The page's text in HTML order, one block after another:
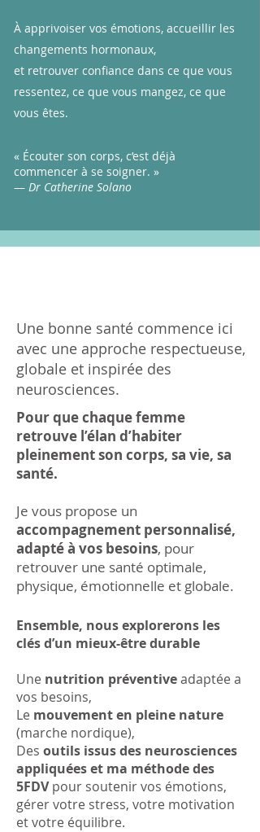
À apprivoiser vos émotions, accueillir les
changements hormonaux,
et retrouver confiance dans ce que vous
ressentez, ce que vous mangez, ce que
vous êtes.
« Écouter son corps, c’est déjà
commencer à se soigner. »
— Dr Catherine Solano
Une bonne santé commence ici
avec une approche respectueuse,
globale et inspirée des
neurosciences.
Pour que chaque femme
retrouve l’élan d’habiter
pleinement son corps, sa vie, sa
santé.
Je vous propose un
accompagnement personnalisé,
adapté à vos besoins, pour
retrouver une santé optimale,
physique, émotionnelle et globale.
Ensemble, nous explorerons les
clés d’un mieux-être durable
Une nutrition préventiveadaptée a
vos besoins,
Le mouvement en pleine nature
(marche nordique),
Des outils issus des neurosciences
appliquées et ma méthode des
5FDVpour soutenir vos émotions,
gérer votre stress, votre motivation
et votre équilibre.